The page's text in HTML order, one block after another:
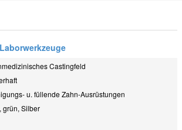
Castingfeld
u. füllende Zahn-Ausrüstungen
grün, Silber